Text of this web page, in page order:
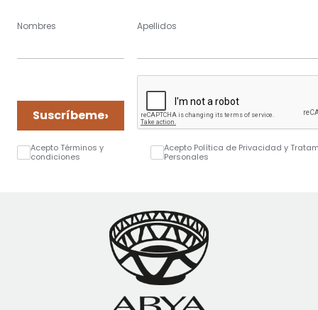
Nombres Apellidos
Suscríbeme›
Acepto Términos y
condiciones
Acepto Política de Privacidad y
Personales